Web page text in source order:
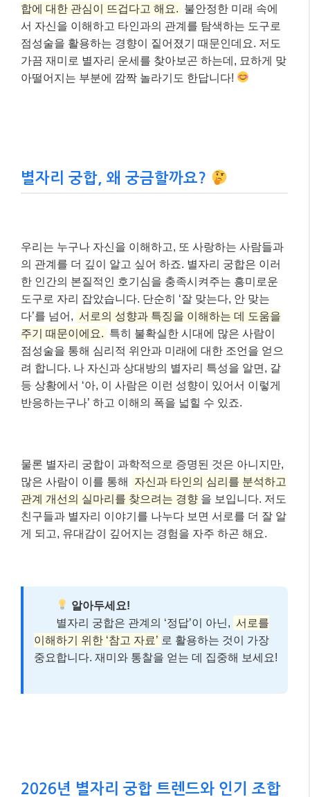
합에 대한 관심이 뜨겁다고 해요. 불안정한 미래 속에
서 자신을 이해하고 타인과의 관계를 탐색하는 도구로
점성술을 활용하는 경향이 짙어졌기 때문인데요. 저도
가끔 재미로 별자리 운세를 찾아보곤 하는데, 묘하게 맞
아떨어지는 부분에 깜짝 놀라기도 한답니다!
별자리 궁합, 왜 궁금할까요?
우리는 누구나 자신을 이해하고, 또 사랑하는 사람들과
의 관계를 더 깊이 알고 싶어 하죠. 별자리 궁합은 이러
한 인간의 본질적인 호기심을 충족시켜주는 흥미로운
도구로 자리 잡았습니다. 단순히 ‘잘 맞는다, 안 맞는
다’를 넘어, 서로의 성향과 특징을 이해하는 데 도움을
주기 때문이에요. 특히 불확실한 시대에 많은 사람이
점성술을 통해 심리적 위안과 미래에 대한 조언을 얻으
려 합니다. 나 자신과 상대방의 별자리 특성을 알면, 갈
등 상황에서 ‘아, 이 사람은 이런 성향이 있어서 이렇게
반응하는구나’ 하고 이해의 폭을 넓힐 수 있죠.
물론 별자리 궁합이 과학적으로 증명된 것은 아니지만,
많은 사람이 이를 통해
자신과 타인의 심리를 분석하고
관계 개선의 실마리를 찾으려는 경향 을 보입니다. 저도
친구들과 별자리 이야기를 나누다 보면 서로를 더 잘 알
게 되고, 유대감이 깊어지는 경험을 자주 하곤 해요.
알아두세요!
별자리 궁합은 관계의 ‘정답’이 아닌, 서로를
이해하기 위한 ‘참고 자료’ 로 활용하는 것이 가장
중요합니다. 재미와 통찰을 얻는 데 집중해 보세요!
2026년 별자리 궁합 트렌드와 인기 조합